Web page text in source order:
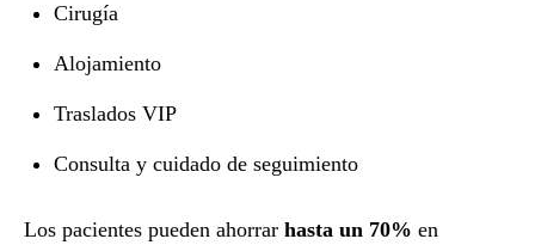
Cirugía
Alojamiento
Traslados VIP
Consulta y cuidado de seguimiento
Los pacientes pueden ahorrar hasta un 70% en